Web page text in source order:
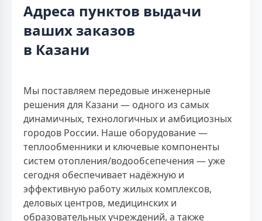
Адреса пунктов выдачи
ваших заказов
в Казани
Мы поставляем передовые инженерные
решения для Казани — одного из самых
динамичных, технологичных и амбициозных
городов России. Наше оборудование —
теплообменники и ключевые компоненты
систем отопления/водообсепечения — уже
сегодня обеспечивает надёжную и
эффективную работу жилых комплексов,
деловых центров, медицинских и
образовательных учреждений, а также